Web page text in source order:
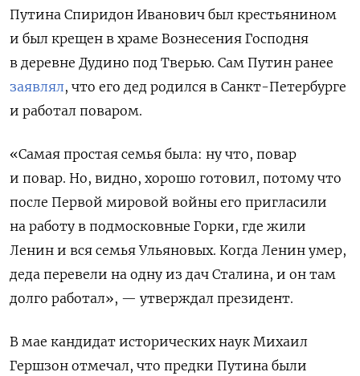
Путина Спиридон Иванович был крестьянином
и был крещен в храме Вознесения Господня
в деревне Дудино под Тверью. Сам Путин ранее
заявлял, что его дед родился в Санкт-Петербурге
и работал поваром.
«Самая простая семья была: ну что, повар
и повар. Но, видно, хорошо готовил, потому что
после Первой мировой войны его пригласили
на работу в подмосковные Горки, где жили
Ленин и вся семья Ульяновых. Когда Ленин умер,
деда перевели на одну из дач Сталина, и он там
долго работал», — утверждал президент.
В мае кандидат исторических наук Михаил
Гершзон отмечал, что предки Путина были